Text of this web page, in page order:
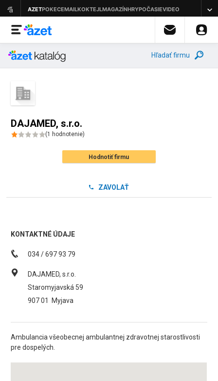
Hľadať firmu
DAJAMED, s.r.o.
(1 hodnotenie)
Hodnotiť firmu
ZAVOLAŤ
KONTAKTNÉ ÚDAJE
034 / 697 93 79
DAJAMED, s.r.o.
Staromyjavská 59
907 01
Myjava
Ambulancia všeobecnej ambulantnej zdravotnej starostlivosti
pre dospelých.